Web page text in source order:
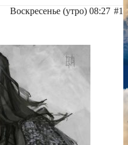
Воскресенье (утро) 08:27 #1